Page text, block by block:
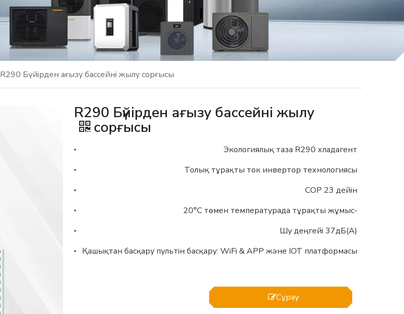
R290 Бүйірден ағызу бассейні жылу сорғысы
R290 Бүйірден ағызу бассейні жылу
сорғысы
Экологиялық таза R290 хладагент
Толық тұрақты ток инвертор технологиясы
COP 23 дейін
-20°C төмен температурада тұрақты жұмыс
Шу деңгейі 37дБ(А)
Қашықтан басқару пультін басқару: WiFi & APP және IOT платформасы
Сұрау